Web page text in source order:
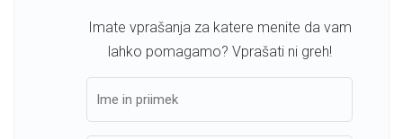
Imate vprašanja za katere menite da vam
lahko pomagamo? Vprašati ni greh!